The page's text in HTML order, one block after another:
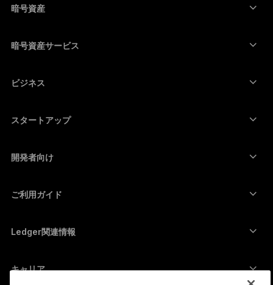
コールド ウォレット
Ledger Stax
Ledger Nano Classics
セット商品
全ての商品
暗号資産
Ethereumウォレット
Cardanoウォレット
Moneroウォレット
暗号資産一覧を見る
暗号資産サービス
暗号資産を購入
暗号資産をスワップ
ビジネス
スタートアップ
開発者向け
ご利用ガイド
対応ウォレットとサービス
ビットコインハードウェアウォレット
Ledger関連情報
脆弱性報奨金制度
キャリア